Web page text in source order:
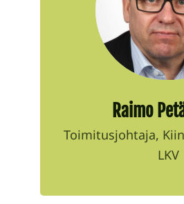
Raimo
Toimitusjohtaja,
LKV